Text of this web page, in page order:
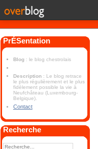
PrÉSentation
Blog : le blog chestrolais
Description : Le blog retrace
le plus régulièrement et le plus
fidèlement possible la vie à
Neufchâteau (Luxembourg-
Belgique).
Contact
Recherche